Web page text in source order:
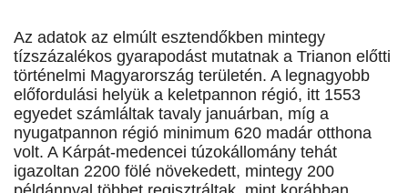
Az adatok az elmúlt esztendőkben mintegy
tízszázalékos gyarapodást mutatnak a Trianon előtti
történelmi Magyarország területén. A legnagyobb
előfordulási helyük a keletpannon régió, itt 1553
egyedet számláltak tavaly januárban, míg a
nyugatpannon régió minimum 620 madár otthona
volt. A Kárpát-medencei túzokállomány tehát
igazoltan 2200 fölé növekedett, mintegy 200